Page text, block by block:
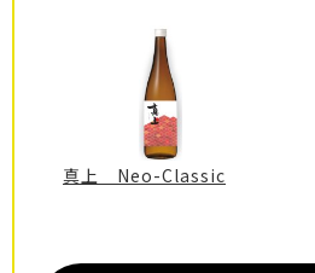
真上 Neo-Classic